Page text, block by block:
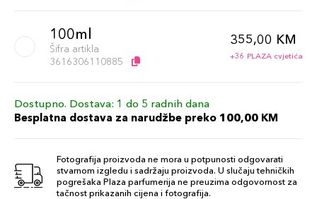
100ml
Šifra artikla
3616306110885
355,00 KM
+36 PLAZA cvjetića
Dostupno. Dostava: 1 do 5 radnih dana
Besplatna dostava za narudžbe preko 100,00 KM
Fotografija proizvoda ne mora u potpunosti odgovarati
stvarnom izgledu i sadržaju proizvoda. U slučaju tehničkih
pogrešaka Plaza parfumerija ne preuzima odgovornost za
tačnost prikazanih cijena i fotografija.